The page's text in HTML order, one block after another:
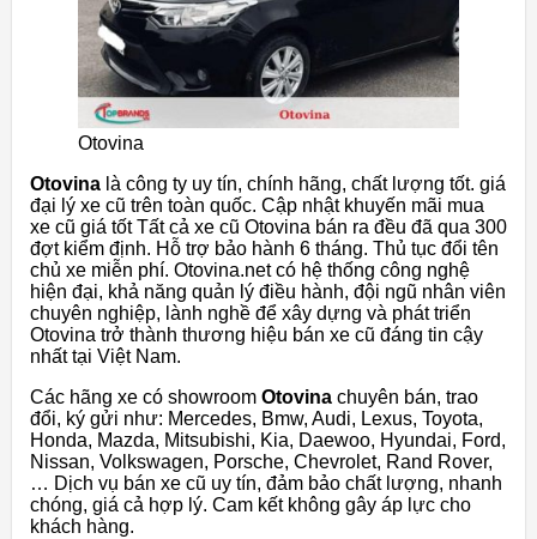
Otovina
Otovina là công ty uy tín, chính hãng, chất lượng tốt. giá
đại lý xe cũ trên toàn quốc. Cập nhật khuyến mãi mua
xe cũ giá tốt Tất cả xe cũ Otovina bán ra đều đã qua 300
đợt kiểm định. Hỗ trợ bảo hành 6 tháng. Thủ tục đổi tên
chủ xe miễn phí. Otovina.net có hệ thống công nghệ
hiện đại, khả năng quản lý điều hành, đội ngũ nhân viên
chuyên nghiệp, lành nghề để xây dựng và phát triển
Otovina trở thành thương hiệu bán xe cũ đáng tin cậy
nhất tại Việt Nam.
Các hãng xe có showroom Otovina chuyên bán, trao
đổi, ký gửi như: Mercedes, Bmw, Audi, Lexus, Toyota,
Honda, Mazda, Mitsubishi, Kia, Daewoo, Hyundai, Ford,
Nissan, Volkswagen, Porsche, Chevrolet, Rand Rover,
… Dịch vụ bán xe cũ uy tín, đảm bảo chất lượng, nhanh
chóng, giá cả hợp lý. Cam kết không gây áp lực cho
khách hàng.